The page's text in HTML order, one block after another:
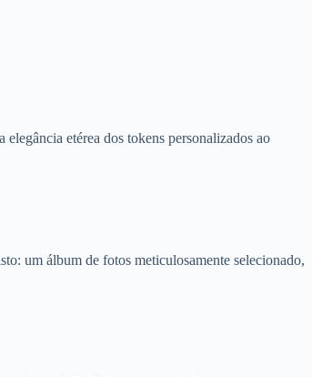
etérea dos tokens personalizados ao
um álbum de fotos meticulosamente selecionado,